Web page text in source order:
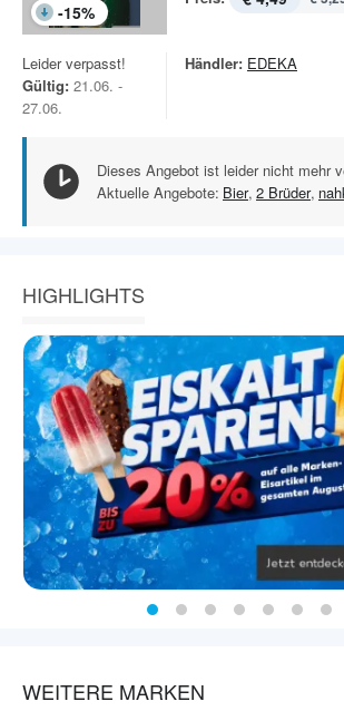
-15%
Leider verpasst!
Gültig: 21.06. -
27.06.
Händler: EDEKA
Dieses Angebot ist leider nicht mehr
Aktuelle Angebote: Bier, 2 Brüder,
HIGHLIGHTS
WEITERE MARKEN